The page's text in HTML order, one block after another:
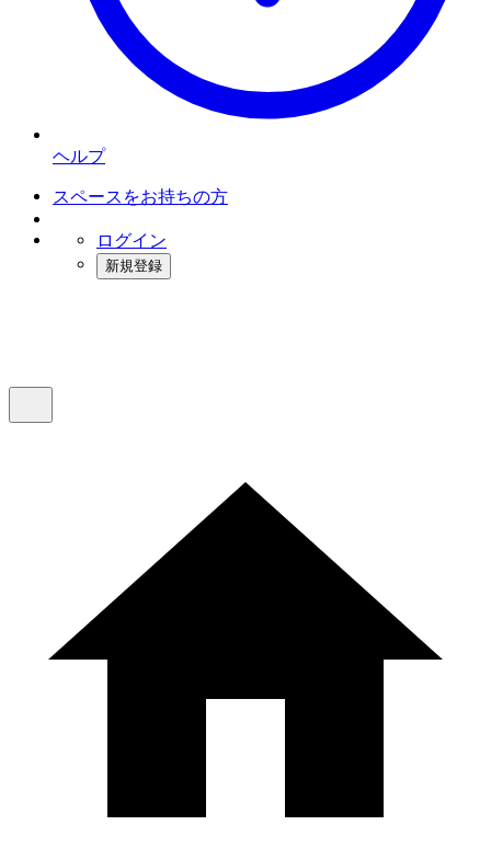
ヘルプ
スペースをお持ちの方
ログイン
新規登録